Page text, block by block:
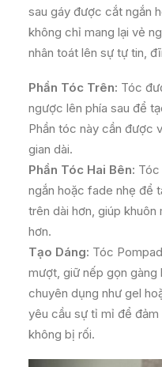
sau gáy được cắt ngắn
không chỉ mang lại vẻ
nhân toát lên sự tự tin,
Phần Tóc Trên: Tóc
ngược lên phía sau để
Phần tóc này cần được
gian dài.
Phần Tóc Hai Bên:
ngắn hoặc fade nhẹ để
trên dài hơn, giúp
hơn.
Tạo Dáng: Tóc
mượt, giữ nếp gọn gàng
chuyên dụng như gel
yêu cầu sự tỉ mỉ để
không bị rối.